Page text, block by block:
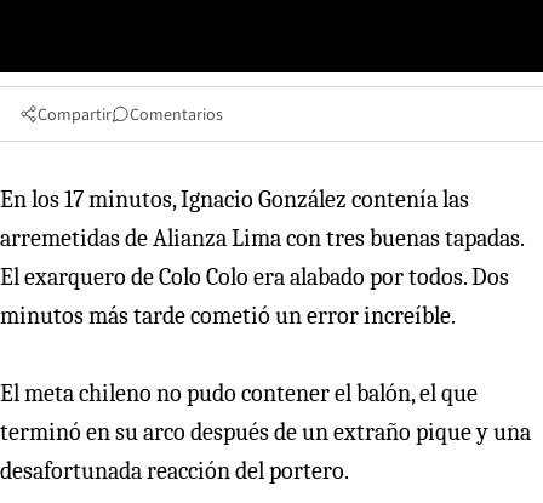
Compartir Comentarios
En los 17 minutos, Ignacio González contenía las
arremetidas de Alianza Lima con tres buenas tapadas.
El exarquero de Colo Colo era alabado por todos. Dos
minutos más tarde cometió un error increíble.
El meta chileno no pudo contener el balón, el que
terminó en su arco después de un extraño pique y una
desafortunada reacción del portero.